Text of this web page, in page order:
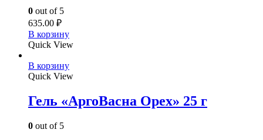
0 out of 5
635.00 ₽
В корзину
Quick View
В корзину
Quick View
Гель «АргоВасна Орех» 25 г
0 out of 5